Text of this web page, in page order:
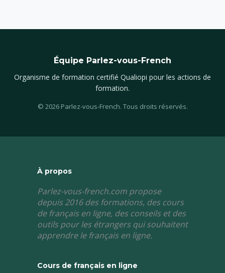
Équipe Parlez-vous-French
Organisme de formation certifié Qualiopi pour les actions de
formation.
© 2026 Parlez-vous-French. Tous droits réservés.
À propos
Parlez-vous-french.com propose
depuis 2016 des formations, des cours
de français en ligne, des conseils et des
outils pour les étrangers qui souhaitent
apprendre le français en ligne.
Cours de français en ligne